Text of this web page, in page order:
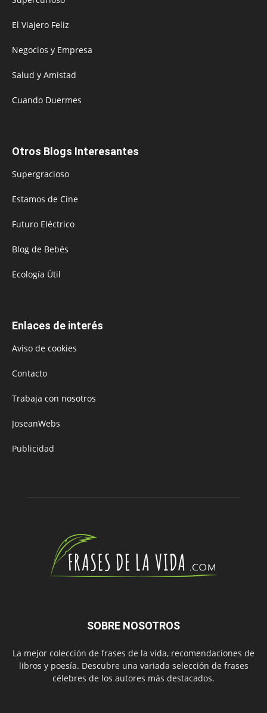
El Viajero Feliz
Negocios y Empresa
Salud y Amistad
Cuando Duermes
Otros Blogs Interesantes
Supergracioso
Estamos de Cine
Futuro Eléctrico
Blog de Bebés
Ecología Útil
Enlaces de interés
Aviso de cookies
Contacto
Trabaja con nosotros
JoseanWebs
Publicidad
SOBRE NOSOTROS
La mejor colección de frases de la vida, recomendaciones de
libros y poesía. Descubre una variada selección de frases
célebres de los autores más destacados.